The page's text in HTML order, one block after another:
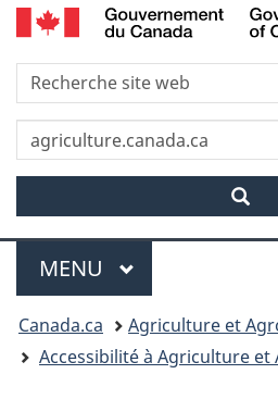
Menu
MENU PRINCIPAL
Vous
êtes
Canada.ca
Agriculture et
Accessibilité à Agriculture et